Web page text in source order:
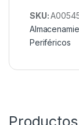
SKU:
Periféricos